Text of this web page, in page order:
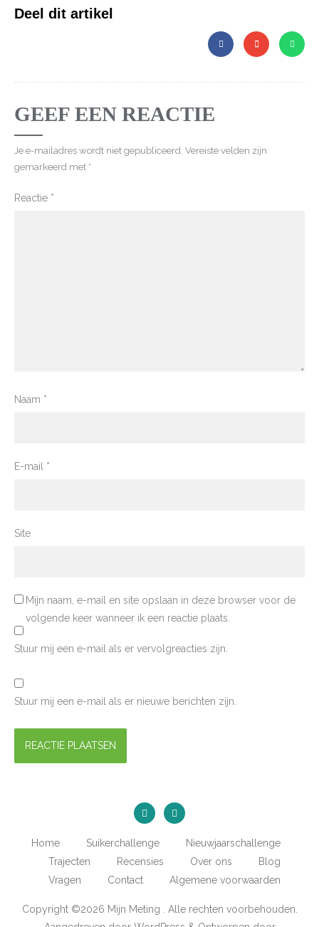
Deel dit artikel
GEEF EEN REACTIE
Je e-mailadres wordt niet gepubliceerd. Vereiste velden zijn
gemarkeerd met *
Reactie *
Naam *
E-mail *
Site
Mijn naam, e-mail en site opslaan in deze browser voor de
volgende keer wanneer ik een reactie plaats.
Stuur mij een e-mail als er vervolgreacties zijn.
Stuur mij een e-mail als er nieuwe berichten zijn.
Home Suikerchallenge
Nieuwjaarschallenge
Trajecten
Recensies Over ons
Blog
Vragen
Contact Algemene voorwaarden
Copyright ©2026 Mijn Meting . Alle rechten voorbehouden.